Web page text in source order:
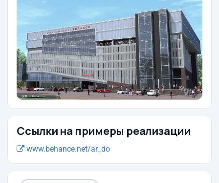
Ссылки на примеры реализации
www.behance.net/ar_do